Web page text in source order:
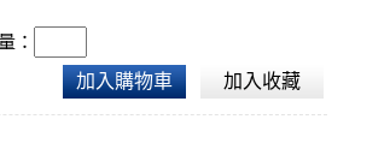
：
加入購物車 加入收藏